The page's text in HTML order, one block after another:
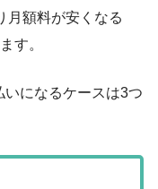
月額料が安くなる
す。
いになるケースは3つ